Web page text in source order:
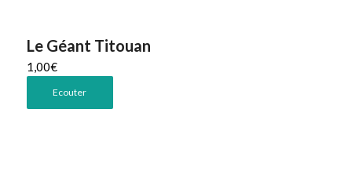
Le Géant Titouan
1,00€
Ecouter